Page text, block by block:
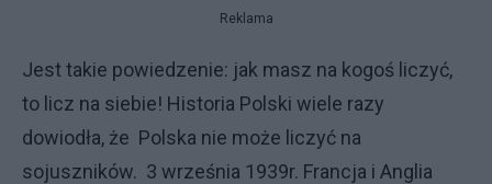
Reklama
Jest takie powiedzenie: jak masz na kogoś liczyć,
to licz na siebie! Historia Polski wiele razy
dowiodła, że Polska nie może liczyć na
sojuszników. 3 września 1939r. Francja i Anglia